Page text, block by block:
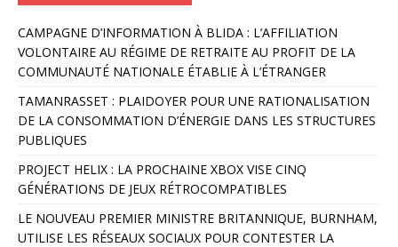
l
t
e
r
n
a
t
i
v
e
:
CAMPAGNE D’INFORMATION À BLIDA : L’AFFILIATION
VOLONTAIRE AU RÉGIME DE RETRAITE AU PROFIT DE LA
COMMUNAUTÉ NATIONALE ÉTABLIE À L’ÉTRANGER
TAMANRASSET : PLAIDOYER POUR UNE RATIONALISATION
DE LA CONSOMMATION D’ÉNERGIE DANS LES STRUCTURES
PUBLIQUES
PROJECT HELIX : LA PROCHAINE XBOX VISE CINQ
GÉNÉRATIONS DE JEUX RÉTROCOMPATIBLES
LE NOUVEAU PREMIER MINISTRE BRITANNIQUE, BURNHAM,
UTILISE LES RÉSEAUX SOCIAUX POUR CONTESTER LA